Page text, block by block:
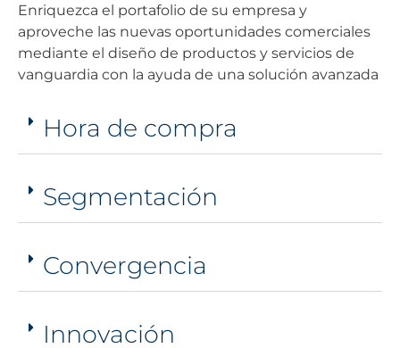
Enriquezca el portafolio de su empresa y
aproveche las nuevas oportunidades comerciales
mediante el diseño de productos y servicios de
vanguardia con la ayuda de una solución avanzada
Hora de compra
Segmentación
Convergencia
Innovación